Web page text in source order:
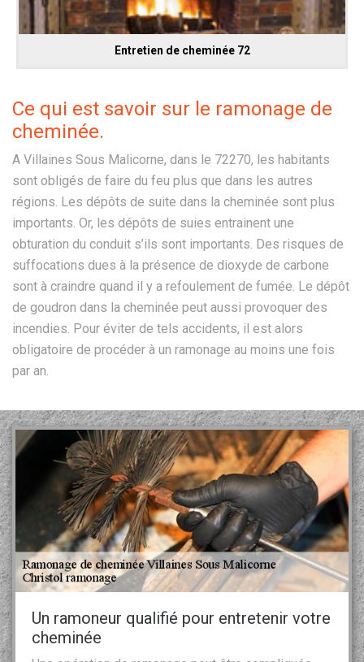
Entretien de cheminée 72
Ce qui est savoir sur le ramonage de
cheminée.
A Villaines Sous Malicorne, dans le 72270, les habitants
sont obligés de faire du feu plus que dans les autres
régions. Les dépôts de suite dans la cheminée sont plus
importants. Or, les dépôts de suies entrainent une
obturation du conduit s’ils sont importants. Des risques de
suffocations dues à la présence de dioxyde de carbone
sont à craindre quand il y a refoulement de fumée. Le dépôt
de goudron dans la cheminée peut aussi provoquer des
incendies. Pour éviter de tels accidents, il est alors
obligatoire de procéder à un ramonage au moins une fois
par an.
Un ramoneur qualifié pour entretenir votre
cheminée